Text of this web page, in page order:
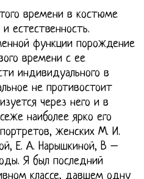
времени в костюме
естественность.
функции порождение
времени с ее
индивидуального в
не противостоит
через него и в
наиболее ярко его
женских М. И.
Е. А. Нарышкиной, В –
Я был последний
классе, давшем одну